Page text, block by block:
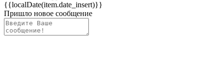
{{localDate(item.date_insert)}}
Пришло новое сообщение